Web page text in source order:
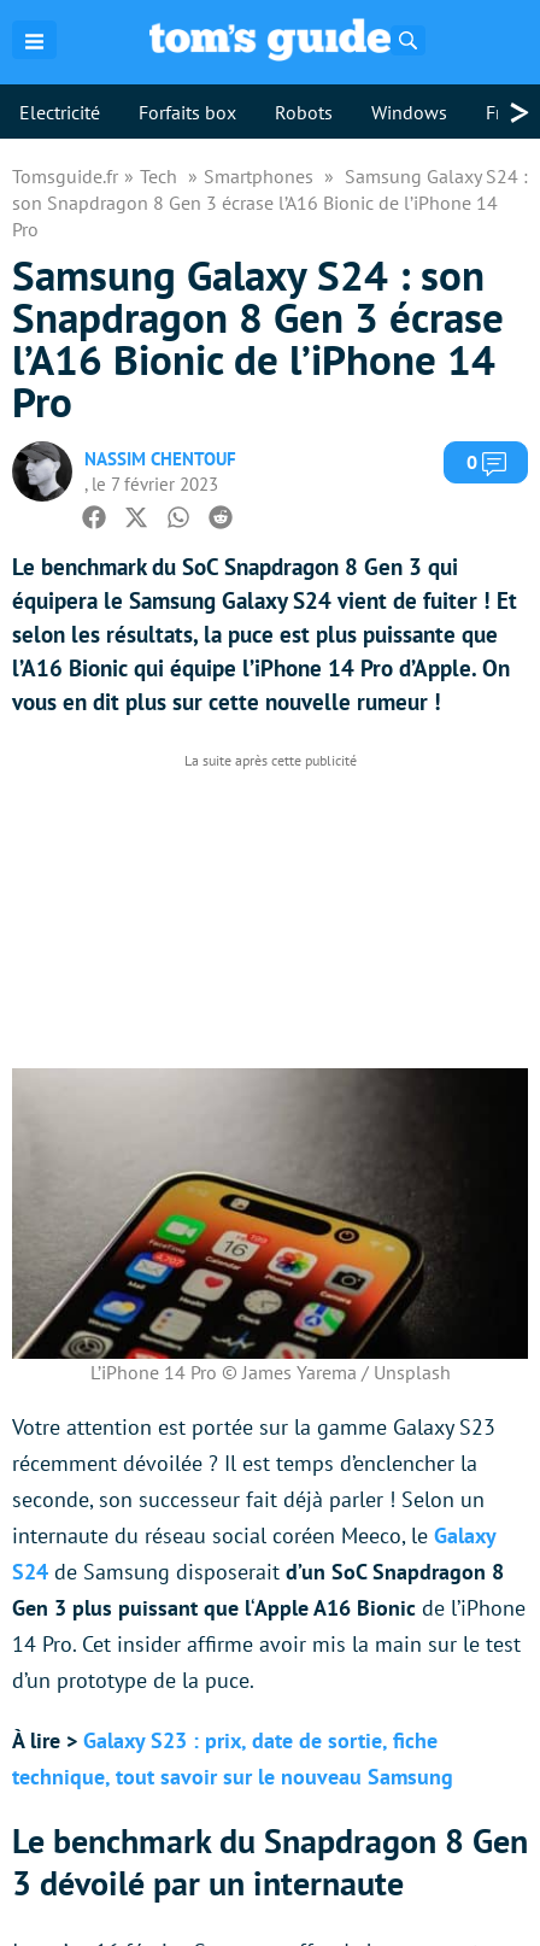
Electricité Forfaits box Robots Windows >
Tomsguide.fr Tech Smartphones
Samsung Galaxy S24 :
son Snapdragon 8 Gen 3 écrase l’A16 Bionic de l’iPhone 14
Pro
Samsung Galaxy S24 : son
Snapdragon 8 Gen 3 écrase
l’A16 Bionic de l’iPhone 14
Pro
NASSIM CHENTOUF
, le 7 février 2023
0
Facebook
TwitterWhatsapp
Reddit
Le benchmark du SoC Snapdragon 8 Gen 3 qui
équipera le Samsung Galaxy S24 vient de fuiter ! Et
selon les résultats, la puce est plus puissante que
l’A16 Bionic qui équipe l’iPhone 14 Pro d’Apple. On
vous en dit plus sur cette nouvelle rumeur !
L’iPhone 14 Pro © James Yarema / Unsplash
Votre attention est portée sur la gamme Galaxy S23
récemment dévoilée ? Il est temps d’enclencher la
seconde, son successeur fait déjà parler ! Selon un
internaute du réseau social coréen Meeco, le Galaxy
S24 de Samsung disposerait d’un SoC Snapdragon 8
Gen 3 plus puissant que l‘Apple A16 Bionic de l’iPhone
14 Pro. Cet insider affirme avoir mis la main sur le test
d’un prototype de la puce.
À lire > Galaxy S23 : prix, date de sortie, fiche
technique, tout savoir sur le nouveau Samsung
Le benchmark du Snapdragon 8 Gen
3 dévoilé par un internaute